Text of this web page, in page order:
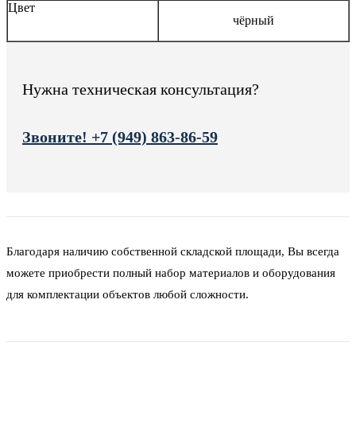
Цвет
чёрный
Нужна техническая консультация?
Звоните! +7 (949) 863-86-59
Благодаря наличию собственной складской площади, Вы всегда
можете приобрести полный набор материалов и оборудования
для комплектации объектов любой сложности.